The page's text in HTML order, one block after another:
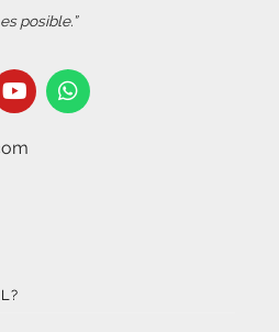
posible.”